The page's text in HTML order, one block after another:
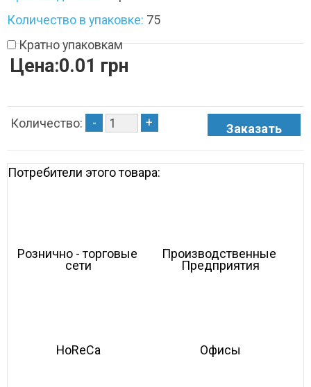
Количество в упаковке: 75
Кратно упаковкам
Цена:0.01 грн
Количество: - +
Потребители этого товара:
Рознично - торговые
сети
Производственные
Предприятия
HoReCa Офисы